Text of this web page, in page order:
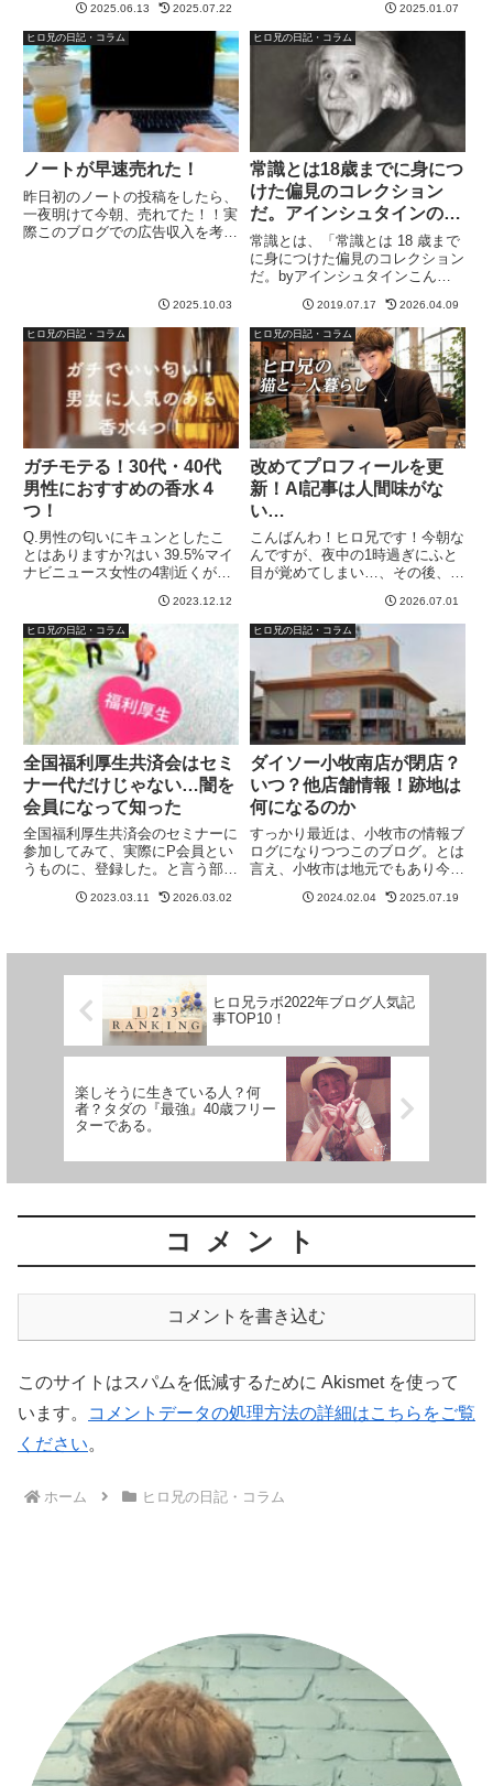
HIDE-ZOUさんのソロワンマンの
ライブにも友人と足を運び、素敵
な時間を過ごしました！ライブレ
ポから、誕生日の一日を今...
2025.06.13 2025.07.22
いもない、記事も書いていこうと
思います。と言うか、僕の記録程
度記事です。何せ、飲むと記憶が
良く無くなるので、何をしてた
2025.01.07
ヒロ兄の日記・コラム
ノートが早速売れた！
昨日初のノートの投稿をしたら、
一夜明けて今朝、売れてた！！実
際このブログでの広告収入を考え
れそうだなぁって思って、ひとま
は...
2025.10.03
ヒロ兄の日記・コラム
常識とは18歳までに身につ
けた偏見のコレクション
だ。アインシュタインの名
言
常識とは、「常識とは 18 歳まで
に身につけた偏見のコレクション
だ。byアインシュタインこんな
ともに、管理人はこうも思う。常
識は正しいは嘘！凡人が仲良くす
るルールでしかない。常識は、多
数決でしかない。こんにちわ...
2019.07.17 2026.04.09
ヒロ兄の日記・コラム
ガチモテる！30代・40代
男性におすすめの香水４
つ！
Q.男性の匂いにキュンとしたこ
とはありますか?はい 39.5%マイ
ナビニュース女性の4割近くが、
あるというアンケート結果。▼週
プレニュース女性記者の実話▼例
えば私の友達のＭクン（２１歳）
は、「イケメンで面白いん...
2023.12.12
ヒロ兄の日記・コラム
改めてプロフィールを更
新！AI記事は人間味がな
い…
こんばんわ！ヒロ兄です！今朝な
んですが、夜中の1時過ぎにふと
目が覚めてしまい…、その後、寝
られたため、このブログのプロフ
ィールを更新しました。新たにボ
ディメイクブログを作った時に、
そのブログにアクセスを流した
い...
2026.07.01
ヒロ兄の日記・コラム
全国福利厚生共済会はセミ
ナー代だけじゃない…闇を
会員になって知った
全国福利厚生共済会のセミナーに
参加してみて、実際にP会員とい
うものに、登録した。と言う部分
ているようだ。▶全国福利厚生共
り、今、時代に合っている市場と
2023.03.11 2026.03.02
ヒロ兄の日記・コラム
ダイソー小牧南店が閉店？
いつ？他店舗情報！跡地は
何になるのか
すっかり最近は、小牧市の情報ブ
ログになりつつこのブログ。とは
言え、小牧市は地元でもあり今住
ります。そして、実家があるの
小牧のダイソーが一つ閉店してし
ま...
2024.02.04 2025.07.19
ヒロ兄ラボ2022年ブログ人気記
事TOP10！
楽しそうに生きている人？何
者？タダの『最強』40歳フリー
ターである。
コメント
コメントを書き込む
このサイトはスパムを低減するために Akismet を使って
います。
コメントデータの処理方法の詳細はこちらをご覧
ください。
ホーム ヒロ兄の日記・コラム